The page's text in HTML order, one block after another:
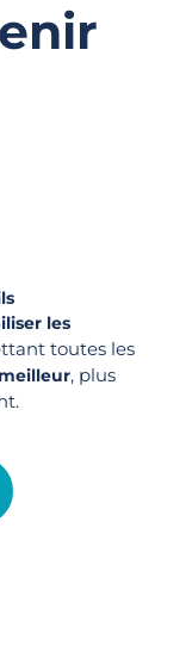
les
toutes les
, plus